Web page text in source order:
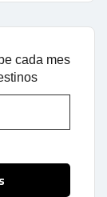
cada mes